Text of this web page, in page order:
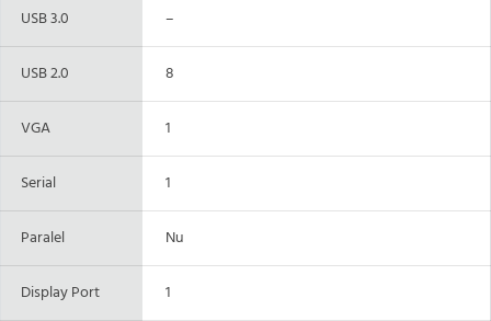
USB 3.0 –
USB 2.0 8
VGA 1
Serial 1
Paralel Nu
Display Port 1